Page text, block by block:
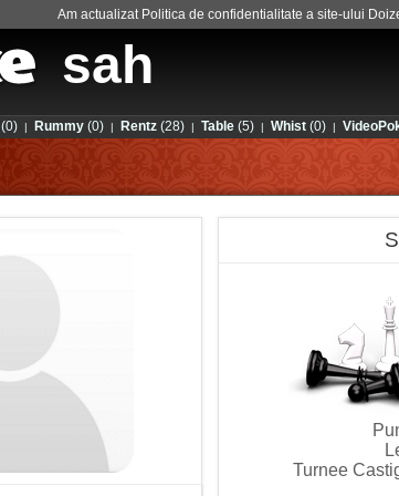
Am actualizat Politica de confidentialitate a site-ului
sah
(0) | Rummy (0) | Rentz (28) | Table (5) | Whist (0) |
Turnee